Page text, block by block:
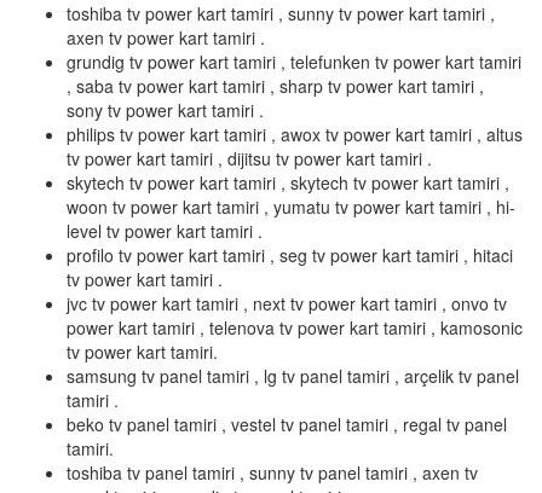
toshiba tv power kart tamiri , sunny tv power kart tamiri ,
axen tv power kart tamiri .
grundig tv power kart tamiri , telefunken tv power kart tamiri
, saba tv power kart tamiri , sharp tv power kart tamiri ,
sony tv power kart tamiri .
philips tv power kart tamiri , awox tv power kart tamiri , altus
tv power kart tamiri , dijitsu tv power kart tamiri .
skytech tv power kart tamiri , skytech tv power kart tamiri ,
woon tv power kart tamiri , yumatu tv power kart tamiri , hi-
level tv power kart tamiri .
profilo tv power kart tamiri , seg tv power kart tamiri , hitaci
tv power kart tamiri .
jvc tv power kart tamiri , next tv power kart tamiri , onvo tv
power kart tamiri , telenova tv power kart tamiri , kamosonic
tv power kart tamiri.
samsung tv panel tamiri , lg tv panel tamiri , arçelik tv panel
tamiri .
beko tv panel tamiri , vestel tv panel tamiri , regal tv panel
tamiri.
toshiba tv panel tamiri , sunny tv panel tamiri , axen tv